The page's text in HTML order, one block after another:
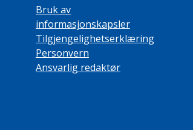
Bruk av
informasjonskapsler
Tilgjengelighetserklæring
Personvern
Ansvarlig redaktør